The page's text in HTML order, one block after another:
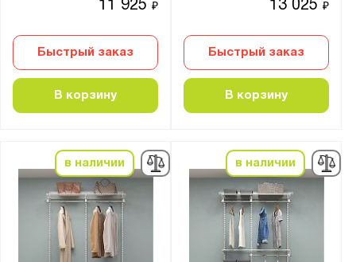
11 925₽
Быстрый заказ
В корзину
13 025₽
Быстрый заказ
В корзину
в наличии в наличии